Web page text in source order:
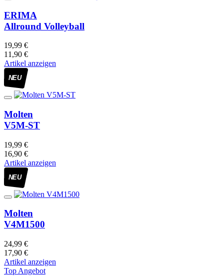
ERIMA
Allround Volleyball
19,99 €
11,90 €
Artikel anzeigen
NEU
Molten
V5M-ST
19,99 €
16,90 €
Artikel anzeigen
NEU
Molten
V4M1500
24,99 €
17,90 €
Artikel anzeigen
Top Angebot